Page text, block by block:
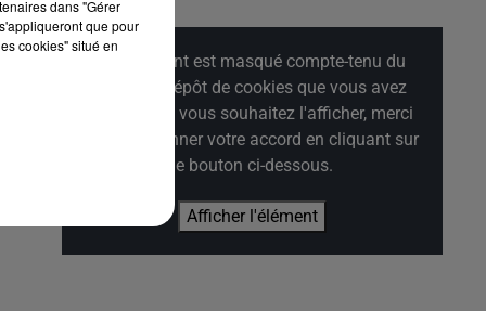
Cet élément est masqué compte-tenu du
refus du dépôt de cookies que vous avez
exprimé. Si vous souhaitez l'afficher, merci
de nous donner votre accord en cliquant sur
le bouton ci-dessous.
Afficher l'élément
dans "Gérer
que pour
cookies" situé en